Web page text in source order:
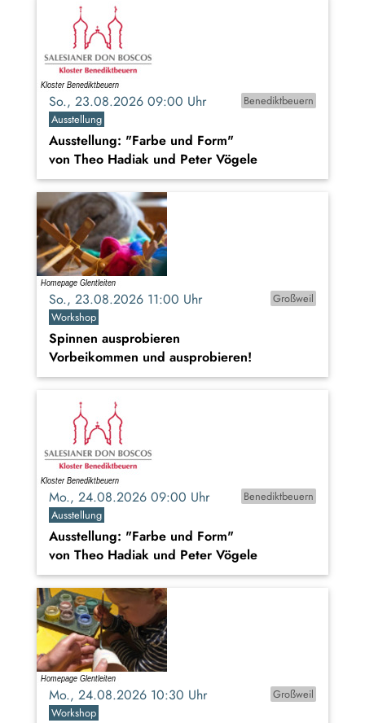
So., 23.08.2026 09:00 Uhr
Benediktbeuern
Ausstellung
Ausstellung: "Farbe und Form"
von Theo Hadiak und Peter Vögele
So., 23.08.2026 11:00 Uhr
Großweil
Workshop
Spinnen ausprobieren
Vorbeikommen und ausprobieren!
Mo., 24.08.2026 09:00 Uhr
Benediktbeuern
Ausstellung
Ausstellung: "Farbe und Form"
von Theo Hadiak und Peter Vögele
Mo., 24.08.2026 10:30 Uhr
Großweil
Workshop